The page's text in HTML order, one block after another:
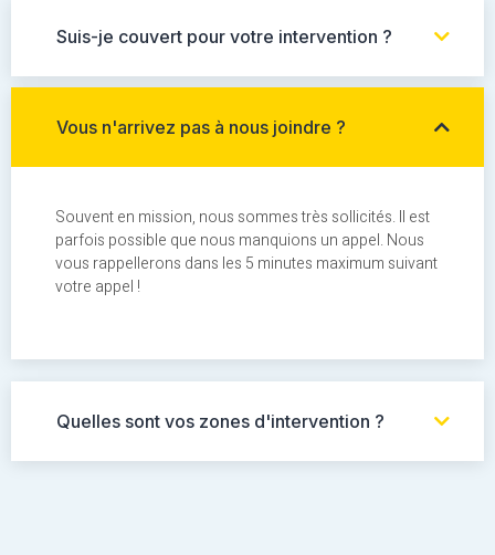
Suis-je couvert pour votre intervention ?
Vous n'arrivez pas à nous joindre ?
Souvent en mission, nous sommes très sollicités. Il est
parfois possible que nous manquions un appel. Nous
vous rappellerons dans les 5 minutes maximum suivant
votre appel !
Quelles sont vos zones d'intervention ?